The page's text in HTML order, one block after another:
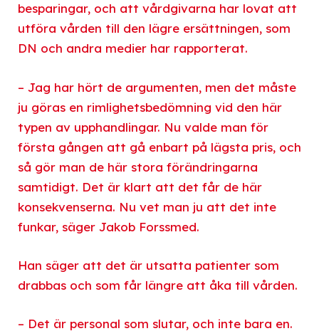
besparingar, och att vårdgivarna har lovat att
utföra vården till den lägre ersättningen, som
DN och andra medier har rapporterat.
– Jag har hört de argumenten, men det måste
ju göras en rimlighetsbedömning vid den här
typen av upphandlingar. Nu valde man för
första gången att gå enbart på lägsta pris, och
så gör man de här stora förändringarna
samtidigt. Det är klart att det får de här
konsekvenserna. Nu vet man ju att det inte
funkar, säger Jakob Forssmed.
Han säger att det är utsatta patienter som
drabbas och som får längre att åka till vården.
– Det är personal som slutar, och inte bara en.